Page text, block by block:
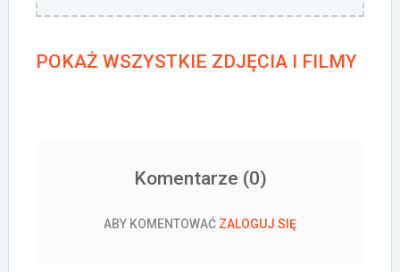
POKAŻ WSZYSTKIE ZDJĘCIA I FILMY
Komentarze (0)
ABY KOMENTOWAĆ ZALOGUJ SIĘ